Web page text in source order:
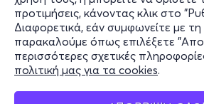
προτιμήσεις, κάνοντας κλικ στο
Διαφορετικά, εάν συμφωνείτε με
παρακαλούμε όπως επιλέξετε
περισσότερες σχετικές
πολιτική μας για τα cookies.
Υποστήριξη
Stay Connected
Mobile app